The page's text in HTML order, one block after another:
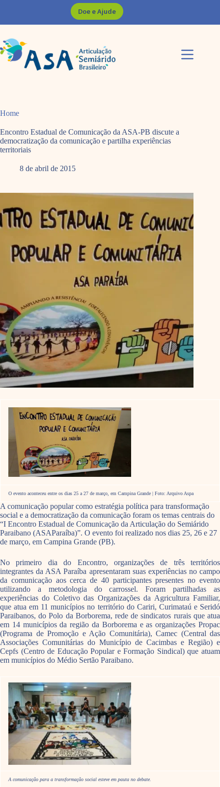
Doe e Ajude
Home
Encontro Estadual de Comunicação da ASA-PB discute a
democratização da comunicação e partilha experiências
territoriais
8 de abril de 2015
O evento aconteceu entre os dias 25 a 27 de março, em Campina Grande | Foto: Arquivo Aspa
A comunicação popular como estratégia política para transformação
social e a democratização da comunicação foram os temas centrais do
“I Encontro Estadual de Comunicação da Articulação do Semiárido
Paraibano (ASAParaíba)”. O evento foi realizado nos dias 25, 26 e 27
de março, em Campina Grande (PB).
No primeiro dia do Encontro, organizações de três territórios
integrantes da ASA Paraíba apresentaram suas experiências no campo
da comunicação aos cerca de 40 participantes presentes no evento
utilizando a metodologia do carrossel. Foram partilhadas as
experiências do Coletivo das Organizações da Agricultura Familiar,
que atua em 11 municípios no território do Cariri, Curimataú e Seridó
Paraibanos, do Polo da Borborema, rede de sindicatos rurais que atua
em 14 municípios da região da Borborema e as organizações Propac
(Programa de Promoção e Ação Comunitária), Camec (Central das
Associações Comunitárias do Município de Cacimbas e Região) e
Cepfs (Centro de Educação Popular e Formação Sindical) que atuam
em municípios do Médio Sertão Paraibano.
A comunicação para a transformação social esteve em pauta no debate.